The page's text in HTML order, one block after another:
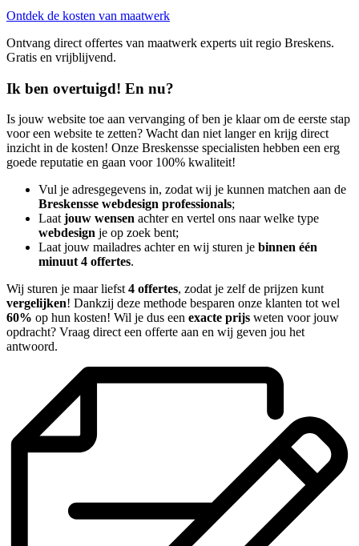
Ontdek de kosten van maatwerk
Ontvang direct offertes van maatwerk experts uit regio Breskens.
Gratis en vrijblijvend.
Ik ben overtuigd! En nu?
Is jouw website toe aan vervanging of ben je klaar om de eerste stap
voor een website te zetten? Wacht dan niet langer en krijg direct
inzicht in de kosten! Onze Breskensse specialisten hebben een erg
goede reputatie en gaan voor 100% kwaliteit!
Vul je adresgegevens in, zodat wij je kunnen matchen aan de
Breskensse webdesign professionals;
Laat jouw wensen achter en vertel ons naar welke type
webdesign je op zoek bent;
Laat jouw mailadres achter en wij sturen je binnen één
minuut 4 offertes.
Wij sturen je maar liefst 4 offertes, zodat je zelf de prijzen kunt
vergelijken! Dankzij deze methode besparen onze klanten tot wel
60% op hun kosten! Wil je dus een exacte prijs weten voor jouw
opdracht? Vraag direct een offerte aan en wij geven jou het
antwoord.